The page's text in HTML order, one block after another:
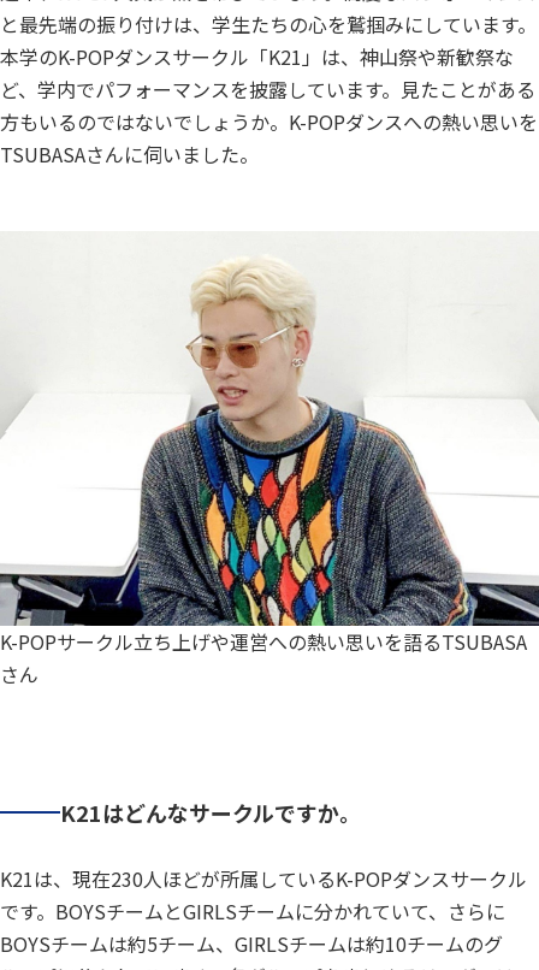
と最先端の振り付けは、学生たちの心を鷲掴みにしています。
本学のK-POPダンスサークル「K21」は、神山祭や新歓祭な
ど、学内でパフォーマンスを披露しています。見たことがある
方もいるのではないでしょうか。K-POPダンスへの熱い思いを
TSUBASAさんに伺いました。
K-POPサークル立ち上げや運営への熱い思いを語るTSUBASA
さん
K21はどんなサークルですか。
K21は、現在230人ほどが所属しているK-POPダンスサークル
です。BOYSチームとGIRLSチームに分かれていて、さらに
BOYSチームは約5チーム、GIRLSチームは約10チームのグ